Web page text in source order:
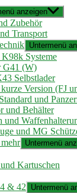
anzeigen
Zubehör
Transport
Untermenü
K98k Systeme
G41 (W)
Selbstlader
Version (FJ
und
und Behälter
und
und MG
Untermenü
Kartuschen
& 42
Untermenü